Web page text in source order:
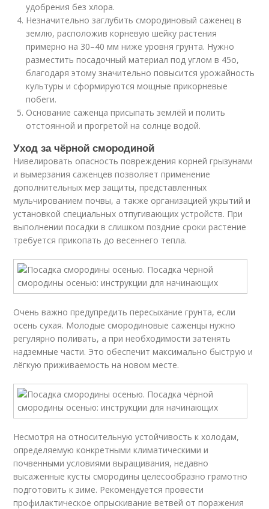
удобрения без хлора.
Незначительно заглубить смородиновый саженец в
землю, расположив корневую шейку растения
примерно на 30–40 мм ниже уровня грунта. Нужно
разместить посадочный материал под углом в 45о,
благодаря этому значительно повысится урожайность
культуры и сформируются мощные прикорневые
побеги.
Основание саженца присыпать землёй и полить
отстоянной и прогретой на солнце водой.
Уход за чёрной смородиной
Нивелировать опасность повреждения корней грызунами
и вымерзания саженцев позволяет применение
дополнительных мер защиты, представленных
мульчированием почвы, а также организацией укрытий и
установкой специальных отпугивающих устройств. При
выполнении посадки в слишком поздние сроки растение
требуется прикопать до весеннего тепла.
Очень важно предупредить пересыхание грунта, если
осень сухая. Молодые смородиновые саженцы нужно
регулярно поливать, а при необходимости затенять
надземные части. Это обеспечит максимально быструю и
лёгкую приживаемость на новом месте.
Несмотря на относительную устойчивость к холодам,
определяемую конкретными климатическими и
почвенными условиями выращивания, недавно
высаженные кусты смородины целесообразно грамотно
подготовить к зиме. Рекомендуется провести
профилактическое опрыскивание ветвей от поражения